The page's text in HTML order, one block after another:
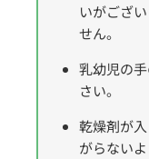
いがござ
せん。
乳幼児の
さい。
乾燥剤が
がらない